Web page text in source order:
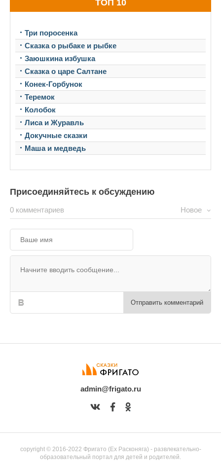
ТОП 10
Три поросенка
Сказка о рыбаке и рыбке
Заюшкина избушка
Сказка о царе Салтане
Конек-Горбунок
Теремок
Колобок
Лиса и Журавль
Докучные сказки
Маша и медведь
Присоединяйтесь к обсуждению
0 комментариев Новое
Отправить комментарий
admin@frigato.ru
copyright © 2016-2022 Фригато (Ex Расконяга) - развлекательно-
образовательный портал для детей и родителей.